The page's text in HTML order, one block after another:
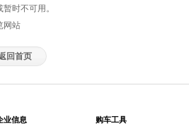
时不可用。
网站
回首页
业信息 购车工具